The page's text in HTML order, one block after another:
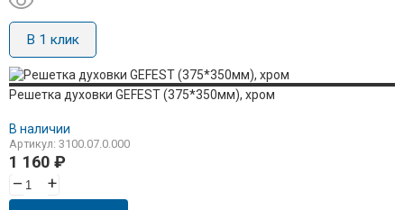
В 1 клик
Решетка духовки GEFEST (375*350мм), хром
В наличии
Артикул: 3100.07.0.000
1 160 ₽
–
+